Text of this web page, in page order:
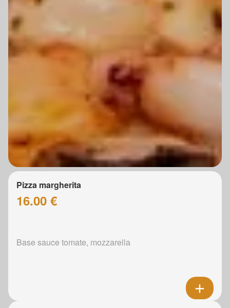
Pizza margherita
16.00 €
Base sauce tomate, mozzarella